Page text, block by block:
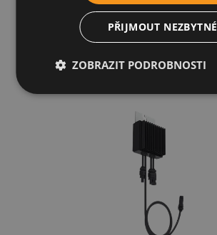
PŘIJMOUT NEZBYTNÉ
ZOBRAZIT PODROBNOSTI